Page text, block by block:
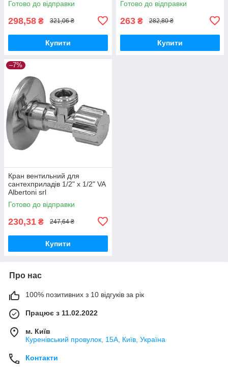
Готово до відправки
298,58 ₴ 321,06 ₴
Купити
Готово до відправки
263 ₴ 282,80 ₴
Купити
–7%
Кран вентильний для
сантехприладів 1/2" х 1/2" VA
Albertoni srl
Готово до відправки
230,31 ₴ 247,64 ₴
Купити
Про нас
100% позитивних з 10 відгуків за рік
Працює з 11.02.2022
м. Київ
Куренівський провулок, 15А, Київ, Україна
Контакти